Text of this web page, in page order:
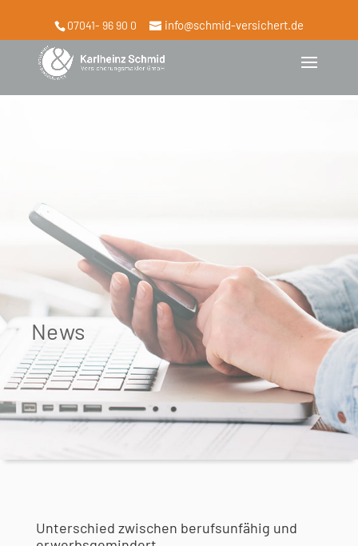
07041- 96 90 0 info@schmid-versichert.de
News
Unterschied zwischen berufsunfähig und